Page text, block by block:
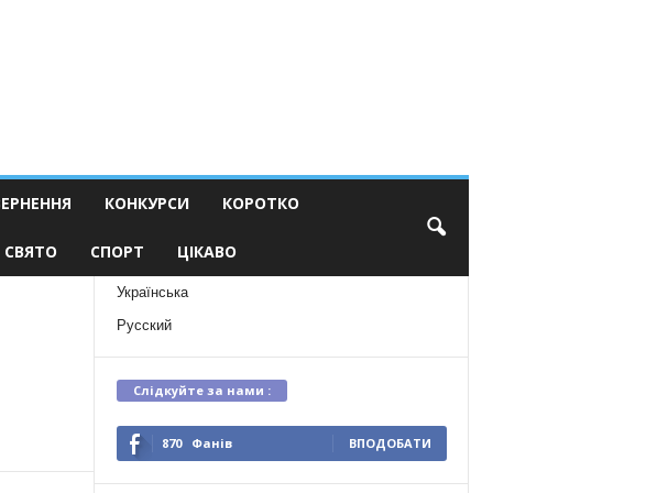
КОНКУРСИ КОРОТКО
СВЯТО СПОРТ ЦІКАВО
Українська
Русский
Слідкуйте за нами :
870 Фанів ВПОДОБАТИ